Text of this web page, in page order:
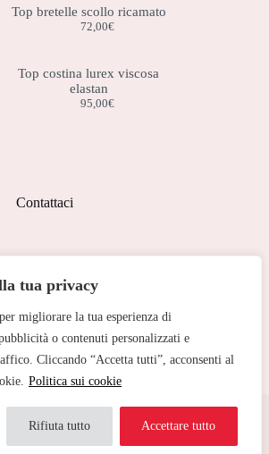
tua privacy
migliorare la tua esperienza di
o contenuti personalizzati e
Cliccando “Accetta tutti”, acconsenti al
Politica sui cookie
Rifiuta tutto Accettare tutto
Top bretelle scollo ricamato
72,00€
Top costina lurex viscosa
elastan
95,00€
Contattaci
Corso Peschiera, 279 10141
Telefono:
011 713 191
Email:
cristinetorino@gmail.com
Italia S.p.A.